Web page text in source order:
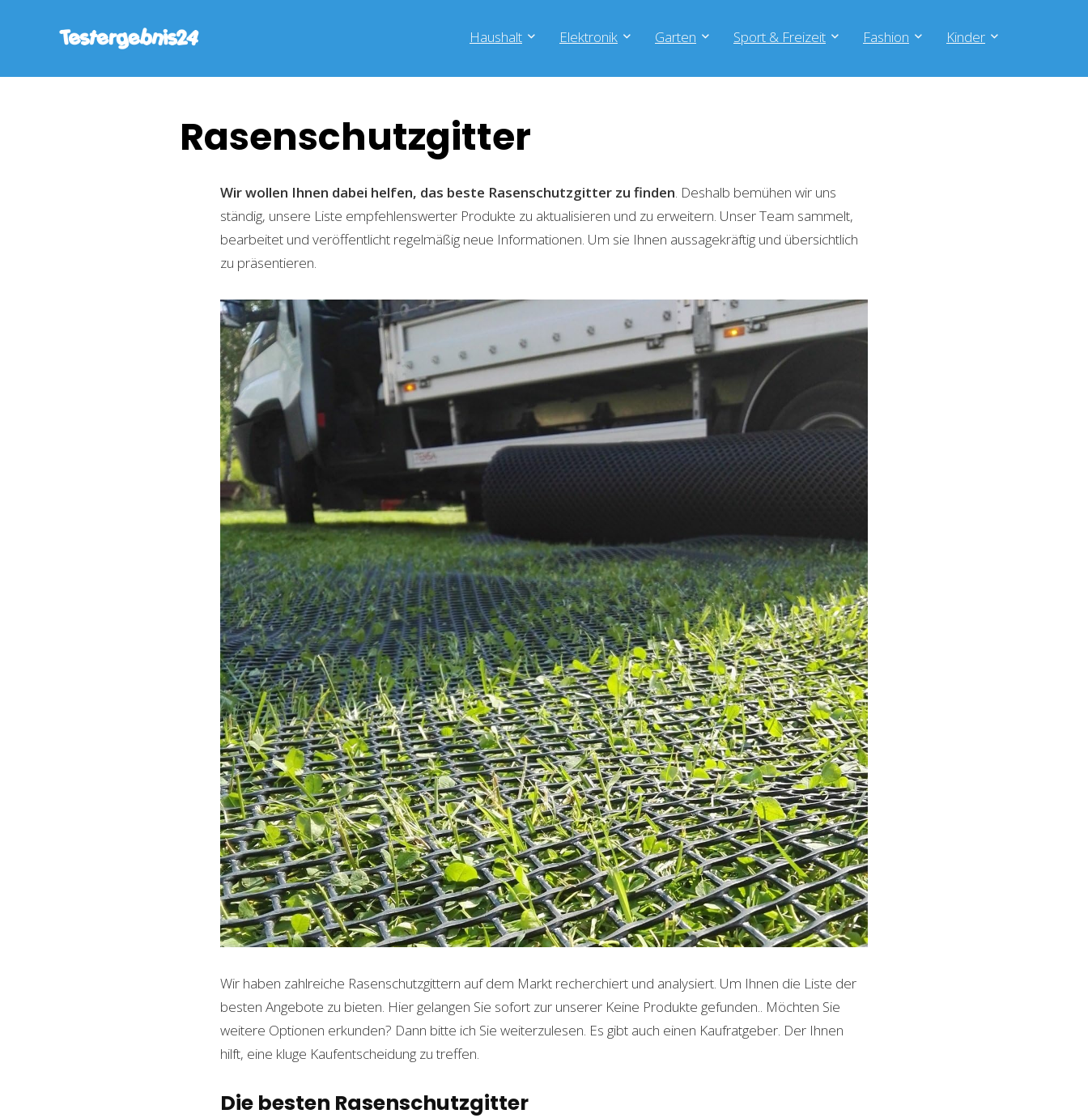
Haushalt Elektronik Garten Sport & Freizeit Fashion Kinder
Rasenschutzgitter
Wir wollen Ihnen dabei helfen, das beste Rasenschutzgitter zu finden. Deshalb bemühen wir uns
ständig, unsere Liste empfehlenswerter Produkte zu aktualisieren und zu erweitern. Unser Team sammelt,
bearbeitet und veröffentlicht regelmäßig neue Informationen. Um sie Ihnen aussagekräftig und übersichtlich
zu präsentieren.
Wir haben zahlreiche Rasenschutzgittern auf dem Markt recherchiert und analysiert. Um Ihnen die Liste der
besten Angebote zu bieten. Hier gelangen Sie sofort zur unserer Keine Produkte gefunden.. Möchten Sie
weitere Optionen erkunden? Dann bitte ich Sie weiterzulesen. Es gibt auch einen Kaufratgeber. Der Ihnen
hilft, eine kluge Kaufentscheidung zu treffen.
Die besten Rasenschutzgitter